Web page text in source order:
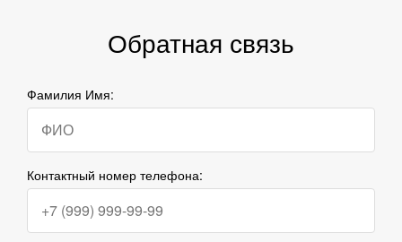
Обратная связь
Фамилия Имя:
Контактный номер телефона: